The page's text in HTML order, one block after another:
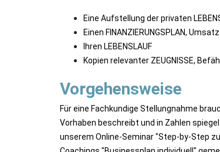
Eine Aufstellung der privaten
Einen FINANZIERUNGSPLAN,
Ihren LEBENSLAUF
Kopien relevanter ZEUGNISSE,
Vorgehensweise
Für eine Fachkundige Stellungnahme
Vorhaben beschreibt und in Zahlen
unserem Online-Seminar "Step-by-Step